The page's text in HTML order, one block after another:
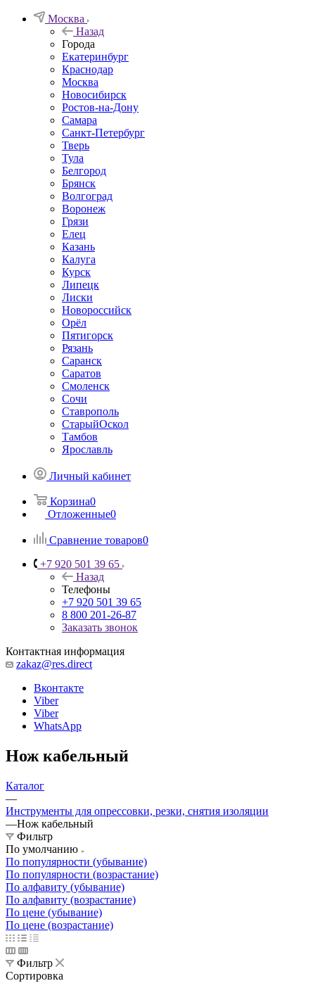
Москва
Назад
Города
Екатеринбург
Краснодар
Москва
Новосибирск
Ростов-на-Дону
Самара
Санкт-Петербург
Тверь
Тула
Белгород
Брянск
Волгоград
Воронеж
Грязи
Елец
Казань
Калуга
Курск
Липецк
Лиски
Новороссийск
Орёл
Пятигорск
Рязань
Саранск
Саратов
Смоленск
Сочи
Ставрополь
СтарыйОскол
Тамбов
Ярославль
Личный кабинет
Корзина0
Отложенные0
Сравнение товаров0
+7 920 501 39 65
Назад
Телефоны
+7 920 501 39 65
8 800 201-26-87
Заказать звонок
Контактная информация
zakaz@res.direct
Вконтакте
Viber
Viber
WhatsApp
Нож кабельный
Каталог
—
Инструменты для опрессовки, резки, снятия изоляции
—Нож кабельный
Фильтр
По умолчанию
По популярности (убывание)
По популярности (возрастание)
По алфавиту (убывание)
По алфавиту (возрастание)
По цене (убывание)
По цене (возрастание)
Фильтр
Сортировка